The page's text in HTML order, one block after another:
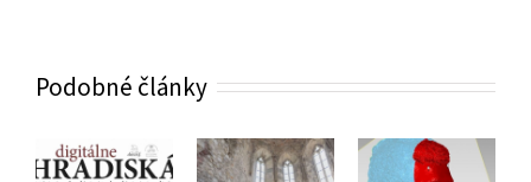
Podobné články